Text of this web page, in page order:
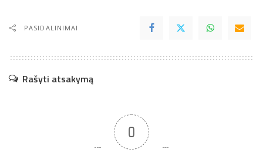
PASIDALINIMAI
Rašyti atsakymą
0